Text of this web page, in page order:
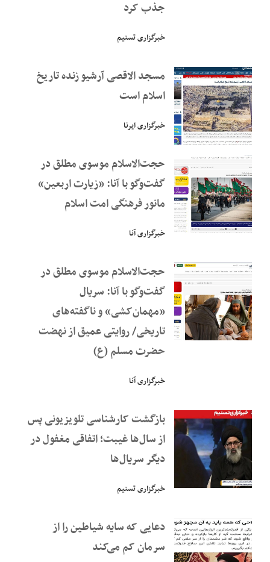
مسجد الاقصی آرشیو زنده تاریخ
اسلام است
خبرگزاری ایرنا
حجت‌الاسلام موسوی مطلق در
گفت‌و‌گو با آنا: «زیارت اربعین»
مانور فرهنگی امت اسلام
خبرگزاری آنا
حجت‌الاسلام موسوی مطلق در
گفت‌و‌گو با آنا: سریال
«مهمان‌کشی» و ناگفته‌های
تاریخی/ روایتی عمیق از نهضت
بازگشت کارشناسی تلویزیونی پس
از سال‌ها غیبت؛ اتفاقی مغفول در
دیگر سریال‌ها
خبرگزاری تسنیم
دعایی که سایه شیاطین را از
سرمان کم می‌کند